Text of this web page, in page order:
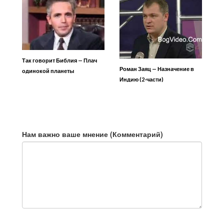
Так говорит Библия — Плач
одинокой планеты
Роман Заяц — Назначение в
Индию (2-части)
Нам важно ваше мнение (Комментарий)